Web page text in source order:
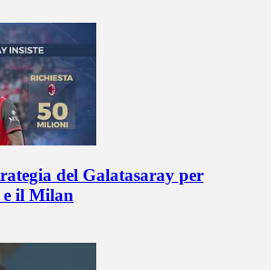
del Galatasaray per
e il Milan